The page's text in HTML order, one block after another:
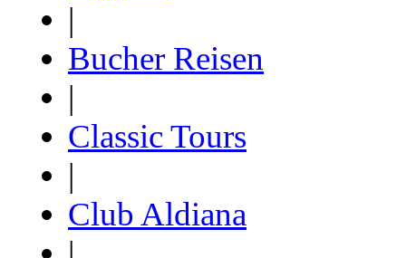
|
Bucher Reisen
|
Classic Tours
|
Club Aldiana